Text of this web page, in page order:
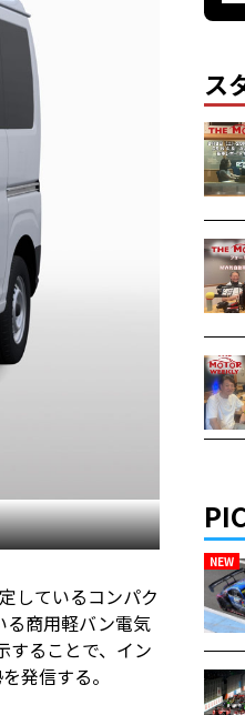
しているコンパク
る商用軽バン電気
することで、イン
発信する。
ス
NEW